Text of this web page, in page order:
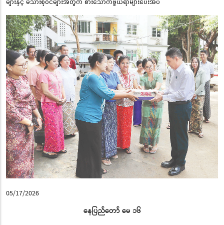
05/17/2026
နေပြည်တော် မေ ၁၆